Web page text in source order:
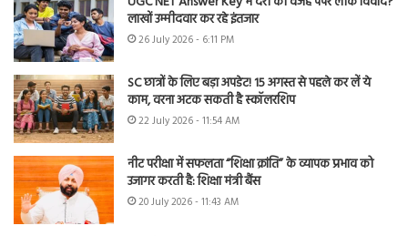
लाखों उम्मीदवार कर रहे इंतजार
26 July 2026 - 6:11 PM
SC छात्रों के लिए बड़ा अपडेट! 15 अगस्त से पहले कर लें ये
काम, वरना अटक सकती है स्कॉलरशिप
22 July 2026 - 11:54 AM
नीट परीक्षा में सफलता “शिक्षा क्रांति” के व्यापक प्रभाव को
उजागर करती है: शिक्षा मंत्री बैंस
20 July 2026 - 11:43 AM